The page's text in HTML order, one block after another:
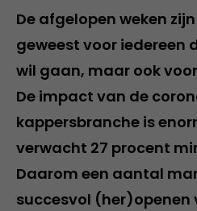
De afgelopen weken
geweest voor iedereen
wil gaan, maar ook
De impact van de
kappersbranche is
verwacht 27 procent
Daarom een aantal
succesvol (her)openen